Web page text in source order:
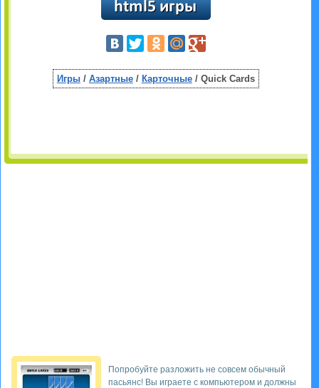
Игры/ Азартные/ Карточные/ Quick Cards
Попробуйте разложить не совсем обычный
пасьянс! Вы играете с компьютером и должны